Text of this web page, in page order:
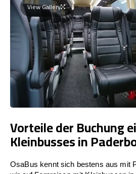
View Gallery
Vorteile der Buchung
Kleinbusses in
OsaBus kennt sich bestens aus mit